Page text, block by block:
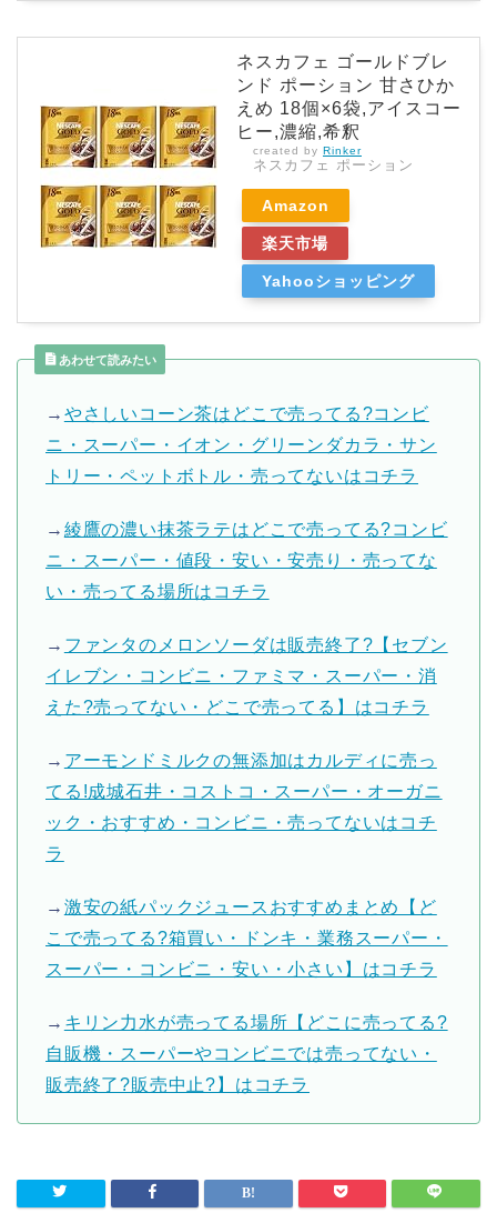
ネスカフェ ゴールドブレ
ンド ポーション 甘さひか
えめ 18個×6袋,アイスコー
ヒー,濃縮,希釈
created by Rinker
ネスカフェ ポーション
Amazon
楽天市場
Yahooショッピング
あわせて読みたい
→ やさしいコーン茶はどこで売ってる?コンビ
ニ・スーパー・イオン・グリーンダカラ・サン
トリー・ペットボトル・売ってないはコチラ
→ 綾鷹の濃い抹茶ラテはどこで売ってる?コンビ
ニ・スーパー・値段・安い・安売り・売ってな
い・売ってる場所はコチラ
→ ファンタのメロンソーダは販売終了?【セブン
イレブン・コンビニ・ファミマ・スーパー・消
えた?売ってない・どこで売ってる】はコチラ
→ アーモンドミルクの無添加はカルディに売っ
てる!成城石井・コストコ・スーパー・オーガニ
ック・おすすめ・コンビニ・売ってないはコチ
ラ
→ 激安の紙パックジュースおすすめまとめ【ど
こで売ってる?箱買い・ドンキ・業務スーパー・
スーパー・コンビニ・安い・小さい】はコチラ
→ キリン力水が売ってる場所【どこに売ってる?
自販機・スーパーやコンビニでは売ってない・
販売終了?販売中止?】はコチラ